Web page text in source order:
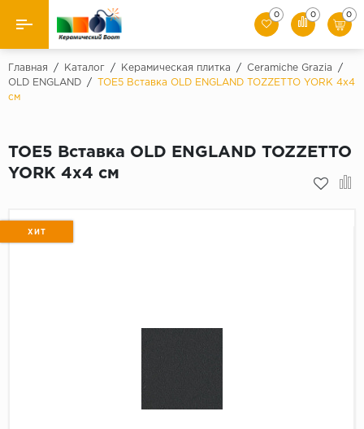
Назад
Производители
Керамогранит
0 0 0
Главная / Каталог / Керамическая плитка / Ceramiche Grazia
/
OLD ENGLAND
/
TOE5 Вставка OLD ENGLAND TOZZETTO YORK 4x4
см
TOE5 Вставка OLD ENGLAND TOZZETTO
YORK 4x4 см
ХИТ